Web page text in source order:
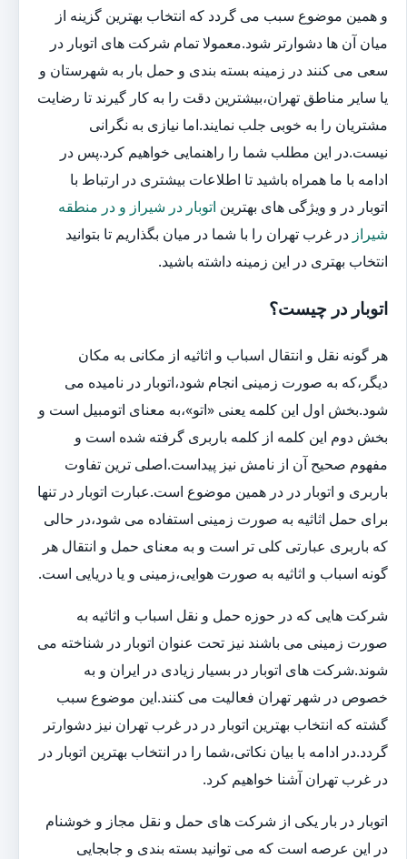
و همین موضوع سبب می گردد که انتخاب بهترین گزینه از
میان آن ها دشوارتر شود.معمولا تمام شرکت های اتوبار در
سعی می کنند در زمینه بسته بندی و حمل بار به شهرستان و
یا سایر مناطق تهران،بیشترین دقت را به کار گیرند تا رضایت
مشتریان را به خوبی جلب نمایند.اما نیازی به نگرانی
نیست.در این مطلب شما را راهنمایی خواهیم کرد.پس در
ادامه با ما همراه باشید تا اطلاعات بیشتری در ارتباط با
اتوبار در و ویژگی های بهترین اتوبار در شیراز و در منطقه
شیراز در غرب تهران را با شما در میان بگذاریم تا بتوانید
انتخاب بهتری در این زمینه داشته باشید.
اتوبار در چیست؟
هر گونه نقل و انتقال اسباب و اثاثیه از مکانی به مکان
دیگر،که به صورت زمینی انجام شود،اتوبار در نامیده می
شود.بخش اول این کلمه یعنی «اتو»،به معنای اتومبیل است و
بخش دوم این کلمه از کلمه باربری گرفته شده است و
مفهوم صحیح آن از نامش نیز پیداست.اصلی ترین تفاوت
باربری و اتوبار در در همین موضوع است.عبارت اتوبار در تنها
برای حمل اثاثیه به صورت زمینی استفاده می شود،در حالی
که باربری عبارتی کلی تر است و به معنای حمل و انتقال هر
گونه اسباب و اثاثیه به صورت هوایی،زمینی و یا دریایی است.
شرکت هایی که در حوزه حمل و نقل اسباب و اثاثیه به
صورت زمینی می باشند نیز تحت عنوان اتوبار در شناخته می
شوند.شرکت های اتوبار در بسیار زیادی در ایران و به
خصوص در شهر تهران فعالیت می کنند.این موضوع سبب
گشته که انتخاب بهترین اتوبار در در غرب تهران نیز دشوارتر
گردد.در ادامه با بیان نکاتی،شما را در انتخاب بهترین اتوبار در
در غرب تهران آشنا خواهیم کرد.
اتوبار در بار یکی از شرکت های حمل و نقل مجاز و خوشنام
در این عرصه است که می توانید بسته بندی و جابجایی